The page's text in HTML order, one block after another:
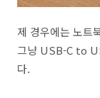
제 경우에는 노트
그냥 USB-C to
다.